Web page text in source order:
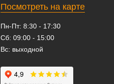
Посмотреть на карте
Пн-Пт: 8:30 - 17:30
Сб: 09:00 - 15:00
Вс: выходной